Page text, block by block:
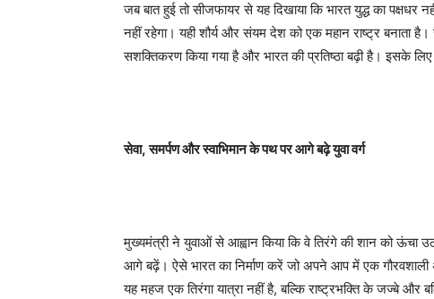
जब बात हुई तो सीजफायर से यह दिखाया कि भारत युद्ध का पक्षधर
नहीं रहेगा। यही शौर्य और संयम देश को एक महान राष्ट्र बनाता
सशक्तिकरण किया गया है और भारत की प्रतिष्ठा बढ़ी है। इसके
सेवा,समर्पण और स्वाभिमान के पथ पर आगे बढ़े युवा वर्ग
मुख्यमंत्री ने युवाओं से आह्वान किया कि वे तिरंगे की शान को ऊंचा
आगे बढ़ें। ऐसे भारत का निर्माण करें जो अपने आप में एक
यह महज एक तिरंगा यात्रा नहीं है, बल्कि राष्ट्रभक्ति के जज्बे और